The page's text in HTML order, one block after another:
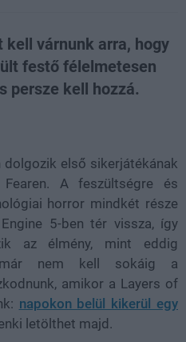
kell várnunk arra, hogy
festő félelmetesen
persze kell hozzá.
dolgozik első sikerjátékának
A feszültségre és
horror mindkét része
5-ben tér vissza, így
az élmény, mint eddig
már nem kell sokáig a
amikor a Layers of
napokon belül kikerül egy
letölthet majd.